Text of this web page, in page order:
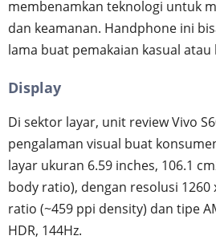
membenamkan teknologi untuk
dan keamanan. Handphone ini
lama buat pemakaian kasual atau
Display
Di sektor layar, unit review Vivo
pengalaman visual buat
layar ukuran 6.59 inches, 106.1
body ratio), dengan resolusi 1260
ratio (~459 ppi density) dan tipe
HDR, 144Hz.